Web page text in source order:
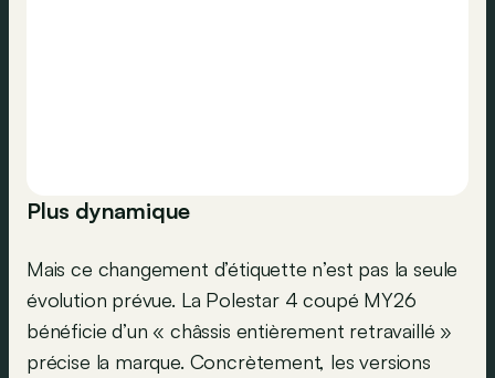
Plus dynamique
Mais ce changement d’étiquette n’est pas la seule
évolution prévue. La Polestar 4 coupé MY26
bénéficie d’un « châssis entièrement retravaillé »
précise la marque. Concrètement, les versions